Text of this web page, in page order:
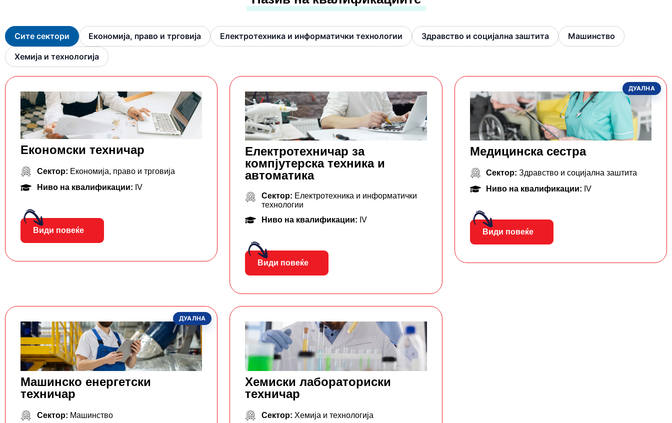
Сите сектори Економија, право и трговија Електротехника и информатички технологии Здравство и социјална заштита Машинство
Хемија и технологија
Економски техничар
Сектор: Економија, право и трговија
Ниво на квалификации: IV
Види повеќе
Електротехничар за
компјутерска техника и
автоматика
Сектор: Електротехника и информатички
технологии
Ниво на квалификации: IV
Види повеќе
ДУАЛНА
Медицинска сестра
Сектор:Здравство и социјална заштита
Ниво на квалификации: IV
Види повеќе
ДУАЛНА
Машинско енергетски
техничар
Сектор: Машинство
Хемиски лабораториски
техничар
Сектор: Хемија и технологија